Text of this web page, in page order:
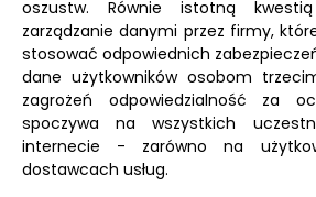
oszustw. Równie istotną
zarządzanie danymi przez firmy,
stosować odpowiednich
dane użytkowników osobom
zagrożeń odpowiedzialność za
spoczywa na wszystkich
internecie - zarówno na
dostawcach usług.